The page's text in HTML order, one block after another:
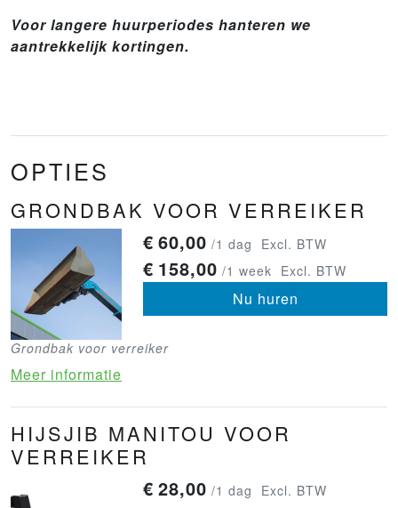
Voor langere huurperiodes hanteren we
aantrekkelijk kortingen.
OPTIES
GRONDBAK VOOR VERREIKER
€ 60,00 /1 dag Excl. BTW
€ 158,00 /1 week Excl. BTW
Nu huren
Grondbak voor verreiker
Meer informatie
HIJSJIB MANITOU VOOR
VERREIKER
€ 28,00 /1 dag Excl. BTW